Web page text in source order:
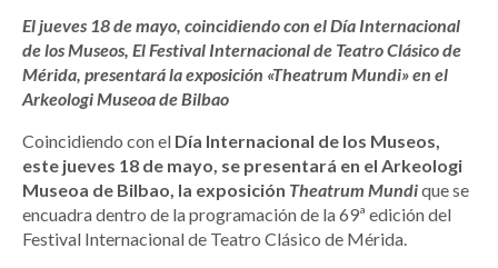
El jueves 18 de mayo, coincidiendo con el Día Internacional
de los Museos, El Festival Internacional de Teatro Clásico de
Mérida, presentará la exposición «Theatrum Mundi» en el
Arkeologi Museoa de Bilbao
Coincidiendo con el Día Internacional de los Museos,
este jueves 18 de mayo, se presentará en el Arkeologi
Museoa de Bilbao, la exposición Theatrum Mundique se
encuadra dentro de la programación de la 69ª edición del
Festival Internacional de Teatro Clásico de Mérida.